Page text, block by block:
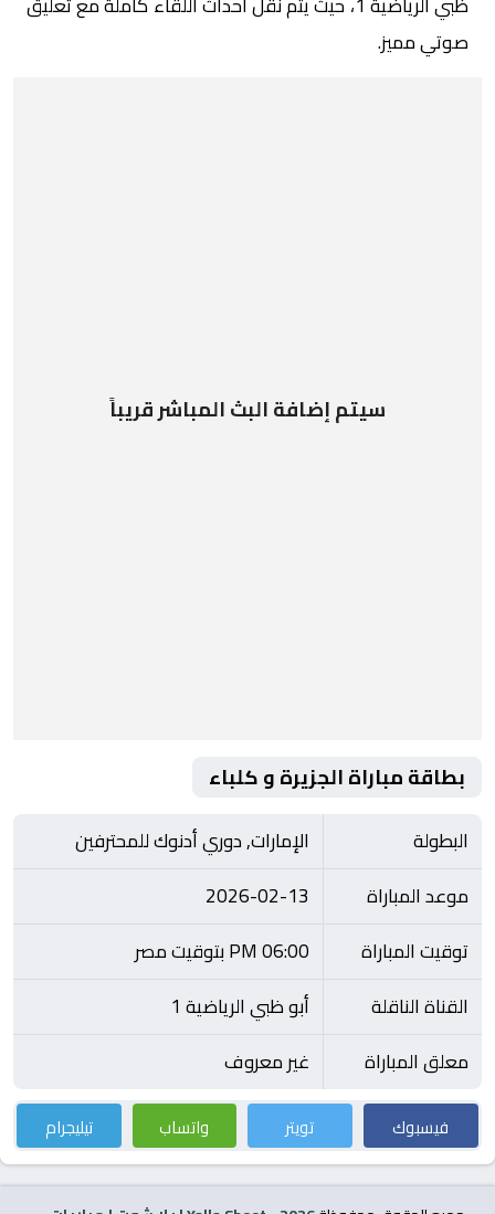
صوتي مميز.
سيتم إضافة البث المباشر قريباً
بطاقة مباراة الجزيرة و كلباء
البطولة
الإمارات, دوري أدنوك للمحترفين
موعد المباراة
2026-02-13
توقيت المباراة
06:00 PM بتوقيت مصر
القناة الناقلة
أبو ظبي الرياضية 1
معلق المباراة
غير معروف
فيسبوك تويتر واتساب تيليجرام